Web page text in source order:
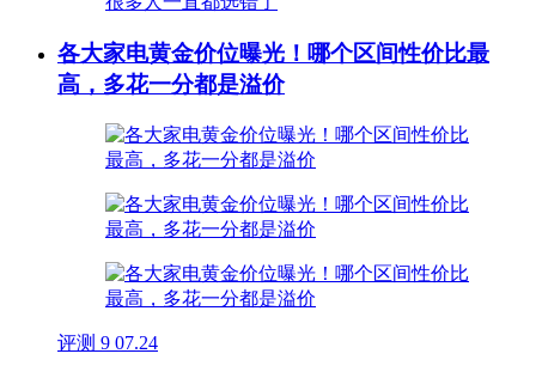
各大家电黄金价位曝光！哪个区间性价比最
高，多花一分都是溢价
评测 9 07.24